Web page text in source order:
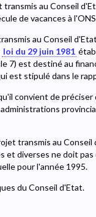
transmis au Conseil
de vacances à
au Conseil
loi du 29 juin 1981
7) est destiné au
est stipulé dans le
convient de
transmis au Conseil
et diverses ne doit
pour l'année 1995.
du Conseil d'Etat.